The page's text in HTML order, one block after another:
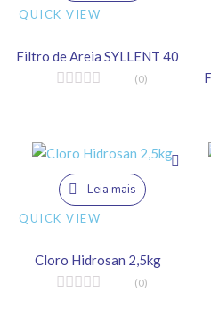
QUICK VIEW
Filtro de Areia SYLLENT 40
(0)
Leia mais
QUICK VIEW
Cloro Hidrosan 2,5kg
(0)